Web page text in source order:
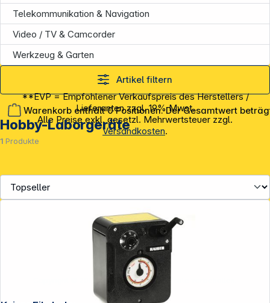
Warenkorb enthält 0 Positionen. Der Gesamtwert
Telekommunikation & Navigation
Video / TV & Camcorder
Werkzeug & Garten
Artikel filtern
Hobby-Laborgeräte
1 Produkte
**EVP = Empfohlener Verkaufspreis des Herstellers /
Lieferanten zzgl. 19% Mwst.
Alle Preise exkl. gesetzl. Mehrwertsteuer zzgl.
Versandkosten.
Copyright © 2001 - 2026 DGH - Alle Rechte vorbehalten.